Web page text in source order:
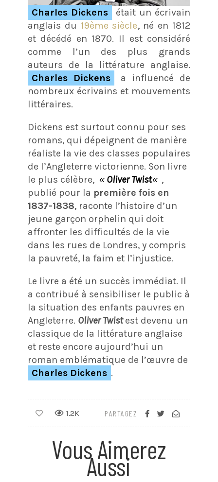
Charles Dickens
était un écrivain
anglais du 19ème siècle, né en 1812
et décédé en 1870. Il est considéré
comme l’un des plus grands
auteurs de la littérature anglaise.
Charles Dickens
a influencé de
nombreux écrivains et mouvements
littéraires.
Dickens est surtout connu pour ses
romans, qui dépeignent de manière
réaliste la vie des classes populaires
de l’Angleterre victorienne. Son livre
le plus célèbre, « Oliver Twist« ,
publié pour la première fois en
1837-1838, raconte l’histoire d’un
jeune garçon orphelin qui doit
affronter les difficultés de la vie
dans les rues de Londres, y compris
la pauvreté, la faim et l’injustice.
Le livre a été un succès immédiat. Il
a contribué à sensibiliser le public à
la situation des enfants pauvres en
Angleterre. Oliver Twist est devenu un
classique de la littérature anglaise
et reste encore aujourd’hui un
roman emblématique de l’œuvre de
Charles Dickens .
PARTAGEZ
1.2K
Vous Aimerez
Aussi